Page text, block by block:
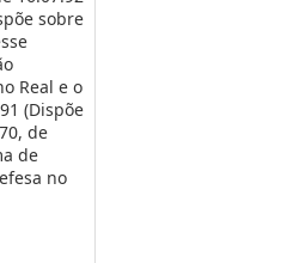
sobre
Real e o
(Dispõe
de
de
no